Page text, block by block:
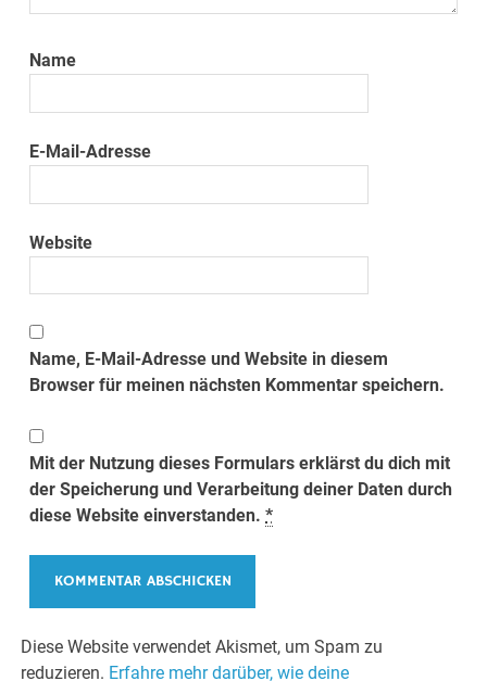
Name
E-Mail-Adresse
Website
Name, E-Mail-Adresse und Website in diesem
Browser für meinen nächsten Kommentar speichern.
Mit der Nutzung dieses Formulars erklärst du dich mit
der Speicherung und Verarbeitung deiner Daten durch
diese Website einverstanden.*
Diese Website verwendet Akismet, um Spam zu
reduzieren. Erfahre mehr darüber, wie deine